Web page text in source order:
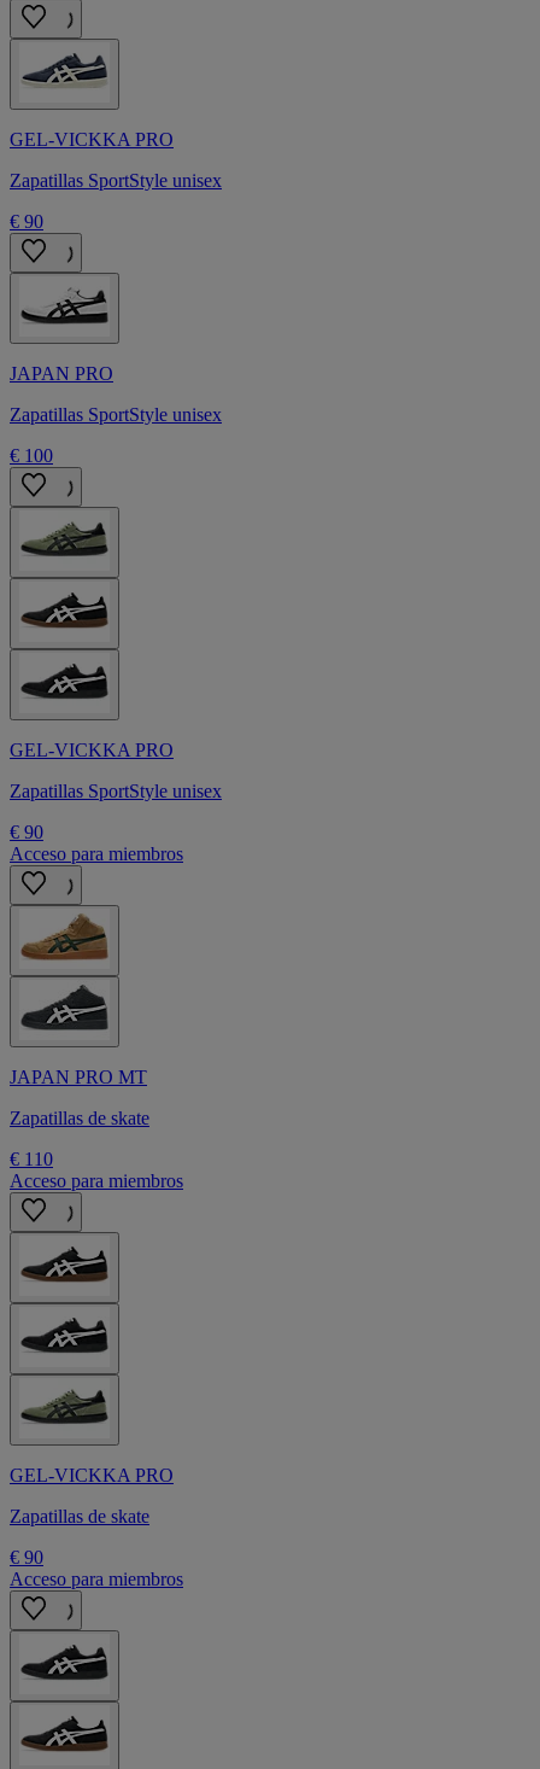
GEL-VICKKA PRO
Zapatillas SportStyle unisex
€ 90
JAPAN PRO
Zapatillas SportStyle unisex
€ 100
GEL-VICKKA PRO
Zapatillas SportStyle unisex
€ 90
Acceso para miembros
JAPAN PRO MT
Zapatillas de skate
€ 110
Acceso para miembros
GEL-VICKKA PRO
Zapatillas de skate
€ 90
Acceso para miembros